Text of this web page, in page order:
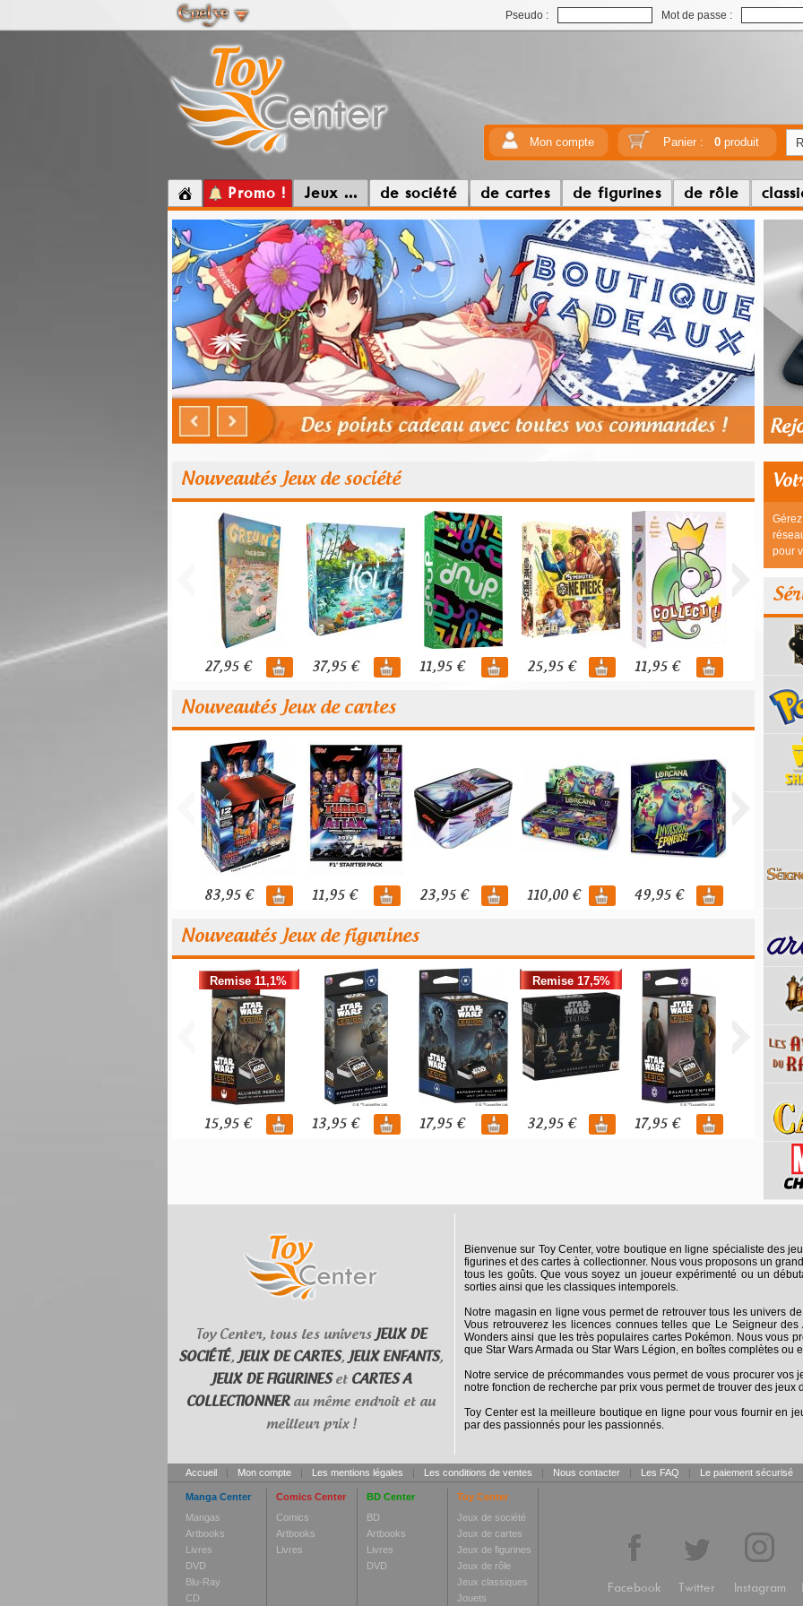
Pseudo : Mot de passe :
Mon compte Panier : 0produit
Promo ! Jeux ... de société de cartes de figurines de rôle
Nouveautés Jeux de société
27,95 € 37,95 € 11,95 € 25,95 € 11,95 €
Nouveautés Jeux de cartes
83,95 € 11,95 € 23,95 € 110,00 € 49,95 €
Nouveautés Jeux de figurines
Remise 11,1%
15,95 € 13,95 € 17,95 €
Remise 17,5%
32,95 € 17,95 € 39,95 €
pour
Toy Center, tous les univers JEUX DE
SOCIÉTÉ, JEUX DE CARTES, JEUX ENFANTS,
JEUX DE FIGURINESet CARTES A
COLLECTIONNERau même endroit et au
meilleur prix !
Bienvenue sur Toy Center, votre boutique en ligne spécialiste des
figurines et des cartes à collectionner. Nous vous proposons un
tous les goûts. Que vous soyez un joueur expérimenté ou un
sorties ainsi que les classiques intemporels.
Notre magasin en ligne vous permet de retrouver tous les univers
Vous retrouverez les licences connues telles que Le Seigneur
Wonders ainsi que les très populaires cartes Pokémon. Nous vous
que Star Wars Armada ou Star Wars Légion, en boîtes complètes ou
Notre service de précommandes vous permet de vous procurer vos
notre fonction de recherche par prix vous permet de trouver des jeux
Toy Center est la meilleure boutique en ligne pour vous fournir en
par des passionnés pour les passionnés.
Accueil | Mon compte | Les mentions légales | Les conditions de ventes | Nous contacter | Les FAQ | Le paiement sécurisé
Manga Center
Mangas
Artbooks
Livres
DVD
Blu-Ray
CD
Comics Center
Comics
Artbooks
Livres
BD Center
BD
Artbooks
Livres
DVD
Toy Center
Jeux de société
Jeux de cartes
Jeux de figurines
Jeux de rôle
Jeux classiques
Jouets
Facebook Twitter Instagram